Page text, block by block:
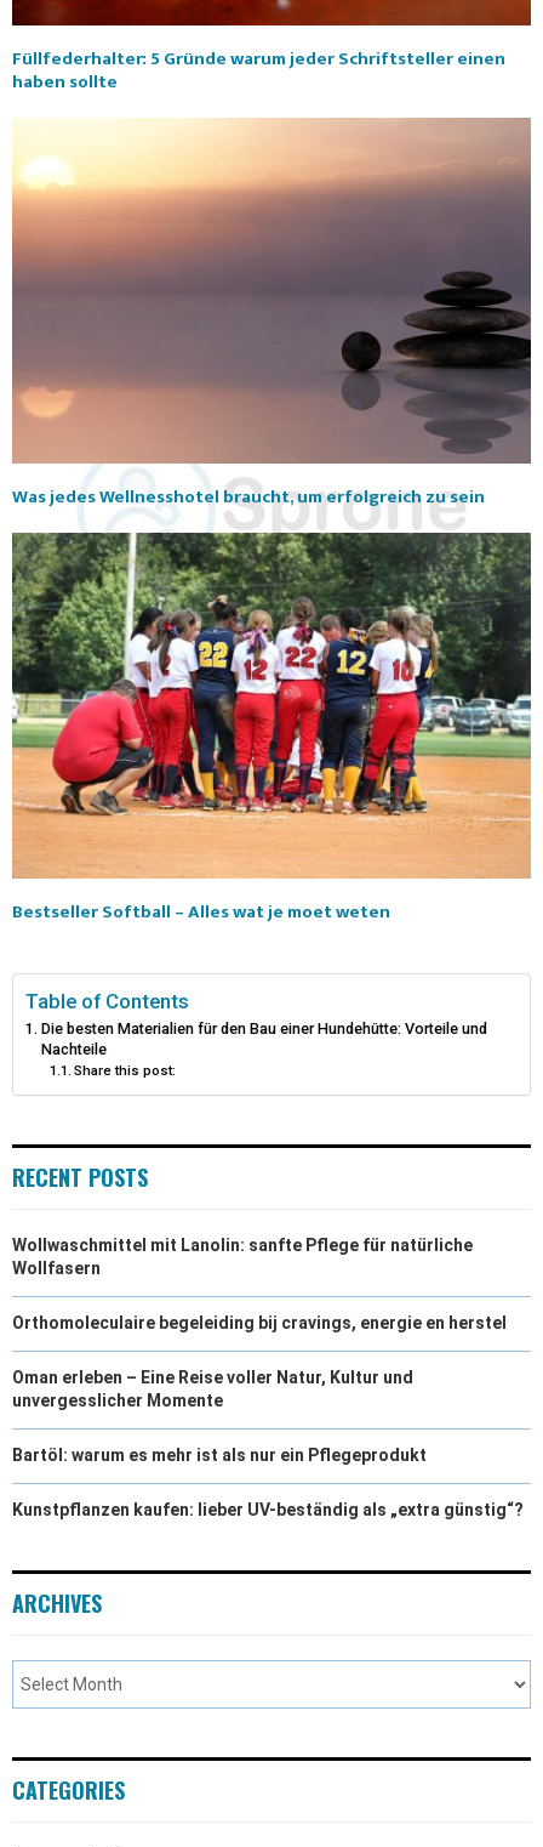
Füllfederhalter: 5 Gründe warum jeder Schriftsteller einen
haben sollte
Was jedes Wellnesshotel braucht, um erfolgreich zu sein
Bestseller Softball – Alles wat je moet weten
Table of Contents
Die besten Materialien für den Bau einer Hundehütte: Vorteile und
Nachteile
Share this post:
RECENT POSTS
Wollwaschmittel mit Lanolin: sanfte Pflege für natürliche
Wollfasern
Orthomoleculaire begeleiding bij cravings, energie en herstel
Oman erleben – Eine Reise voller Natur, Kultur und
unvergesslicher Momente
Bartöl: warum es mehr ist als nur ein Pflegeprodukt
Kunstpflanzen kaufen: lieber UV-beständig als „extra günstig“?
ARCHIVES
CATEGORIES